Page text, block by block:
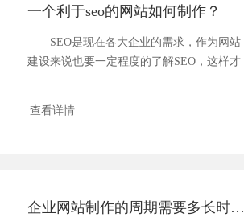
一个利于seo的网站如何制作？
SEO是现在各大企业的需求，作为网站
建设来说也要一定程度的了解SEO，这样才
查看详情
企业网站制作的周期需要多长时间？